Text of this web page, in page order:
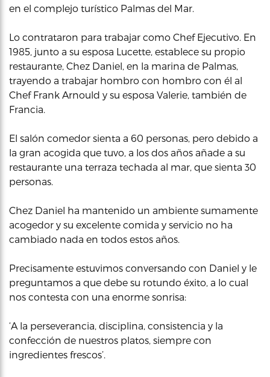
en el complejo turístico Palmas del Mar.
Lo contrataron para trabajar como Chef Ejecutivo. En
1985, junto a su esposa Lucette, establece su propio
restaurante, Chez Daniel, en la marina de Palmas,
trayendo a trabajar hombro con hombro con él al
Chef Frank Arnould y su esposa Valerie, también de
Francia.
El salón comedor sienta a 60 personas, pero debido a
la gran acogida que tuvo, a los dos años añade a su
restaurante una terraza techada al mar, que sienta 30
personas.
Chez Daniel ha mantenido un ambiente sumamente
acogedor y su excelente comida y servicio no ha
cambiado nada en todos estos años.
Precisamente estuvimos conversando con Daniel y le
preguntamos a que debe su rotundo éxito, a lo cual
nos contesta con una enorme sonrisa:
‘A la perseverancia, disciplina, consistencia y la
confección de nuestros platos, siempre con
ingredientes frescos’.